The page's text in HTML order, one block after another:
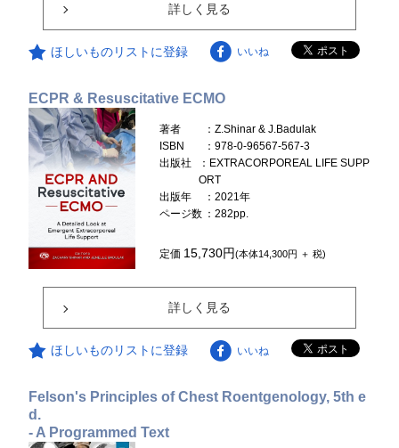
詳しく見る
ほしいものリストに登録 いいね
ECPR & Resuscitative ECMO
著者
：Z.Shinar & J.Badulak
ISBN
：978-0-96567-567-3
出版社
：EXTRACORPOREAL LIFE SUPP
ORT
出版年
：2021年
ページ数 ：282pp.
定価 15,730円(本体14,300円 ＋ 税)
詳しく見る
ほしいものリストに登録 いいね
Felson's Principles of Chest Roentgenology, 5th e
d.
- A Programmed Text